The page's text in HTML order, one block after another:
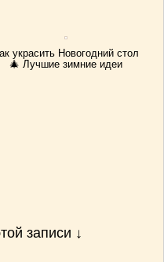
украсить Новогодний стол
🎄 Лучшие зимние идеи
записи ↓